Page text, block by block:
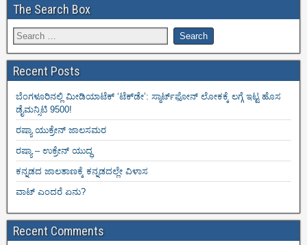
The Search Box
Recent Posts
ಬೆಂಗಳೂರಿನಲ್ಲಿ ಮೀಡಿಯಾಟೆಕ್‌ ‘ಟೆಕ್‌ಡೇ’: ಸ್ಮಾರ್ಟ್‌ಫೋನ್ ಲೋಕಕ್ಕೆ ಲಗ್ಗೆ ಇಟ್ಟ ಹೊಸ
ಡೈಮನ್ಸಿಟಿ 9500!
ರಷ್ಯಾ ಯುಕ್ರೇನ್ ಜಾಲಸಮರ
ರಷ್ಯಾ – ಉಕ್ರೇನ್ ಯುದ್ಧ
ಕನ್ನಡದ ಜಾಲತಾಣಕ್ಕೆ ಕನ್ನಡದಲ್ಲೇ ವಿಳಾಸ
ವಾಟ್ ಎಂದರೆ ಏನು?
Recent Comments